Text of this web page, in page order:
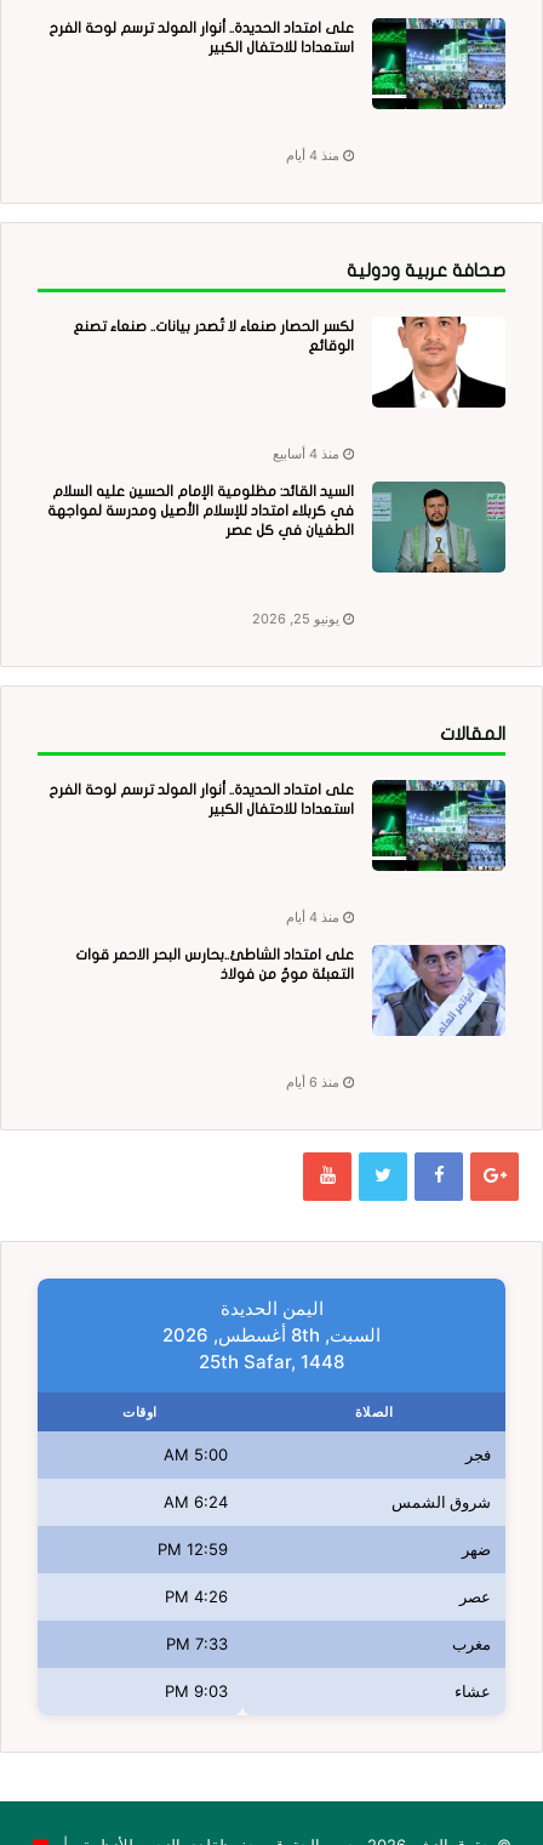
على امتداد الحديدة.. أنوار المولد ترسم لوحة الفرح
استعدادا للاحتفال الكبير
منذ 4 أيام
صحافة عربية ودولية
لكسر الحصار صنعاء لا تُصدر بيانات.. صنعاء تصنع
الوقائع
منذ 4 أسابيع
السيد القائد: مظلومية الإمام الحسين عليه السلام
في كربلاء امتداد للإسلام الأصيل ومدرسة لمواجهة
الطغيان في كل عصر
يونيو 25, 2026
المقالات
على امتداد الحديدة.. أنوار المولد ترسم لوحة الفرح
استعدادا للاحتفال الكبير
منذ 4 أيام
على امتداد الشاطئ..بحارس البحر الاحمر قوات
التعبئة موجٌ من فولاذ
منذ 6 أيام
اليمن الحديدة
السبت, 8th أغسطس, 2026
25th Safar, 1448
الصلاة اوقات
فجر 5:00 AM
شروق الشمس 6:24 AM
ضهر 12:59 PM
عصر 4:26 PM
مغرب 7:33 PM
عشاء 9:03 PM